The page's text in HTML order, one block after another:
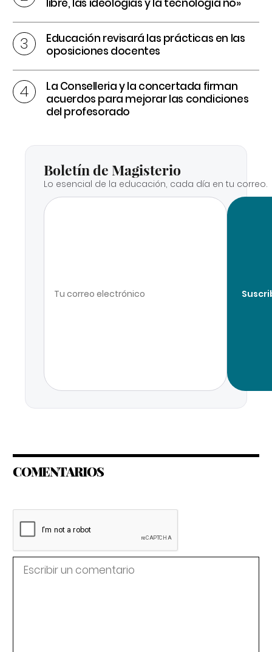
libre, las ideologías y la tecnología no»
Educación revisará las prácticas en las
oposiciones docentes
La Conselleria y la concertada firman
acuerdos para mejorar las condiciones
del profesorado
Boletín de Magisterio
Lo esencial de la educación, cada día en tu correo.
COMENTARIOS